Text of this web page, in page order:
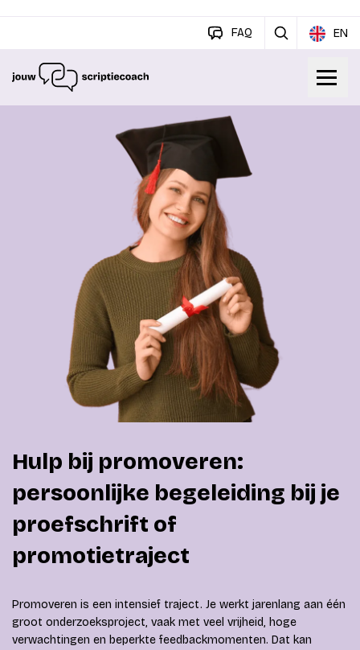
FAQ EN
Hulp bij promoveren:
persoonlijke begeleiding bij je
proefschrift of
promotietraject
Promoveren is een intensief traject. Je werkt jarenlang aan één
groot onderzoeksproject, vaak met veel vrijheid, hoge
verwachtingen en beperkte feedbackmomenten. Dat kan